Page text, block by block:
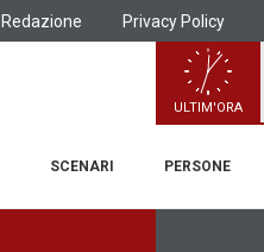
Redazione Privacy Policy
ULTIM'ORA
SCENARI PERSONE